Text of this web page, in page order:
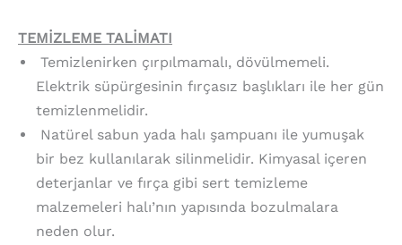
TEMİZLEME TALİMATI
Temizlenirken çırpılmamalı, dövülmemeli.
Elektrik süpürgesinin fırçasız başlıkları ile her gün
temizlenmelidir.
Natürel sabun yada halı şampuanı ile yumuşak
bir bez kullanılarak silinmelidir. Kimyasal içeren
deterjanlar ve fırça gibi sert temizleme
malzemeleri halı’nın yapısında bozulmalara
neden olur.